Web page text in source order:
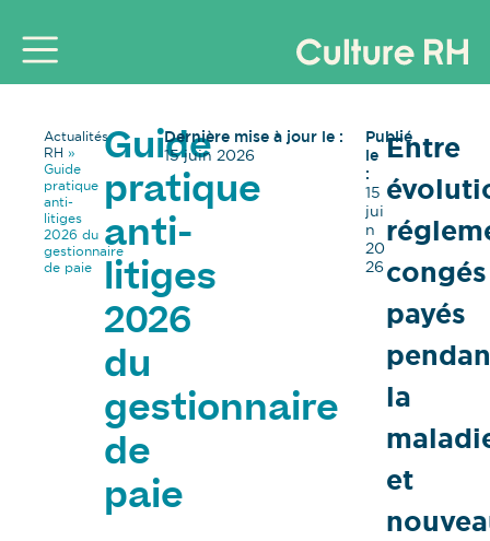
Actualités
RH »
Guide
pratique
anti-
litiges
2026 du
gestionnaire
de paie
Guide
pratique
anti-
litiges
2026
du
gestionnaire
de
paie
Dernière mise à jour le :
15 juin 2026
Publié
le
:
15
jui
n
20
26
Entre
congés
payés
la
et